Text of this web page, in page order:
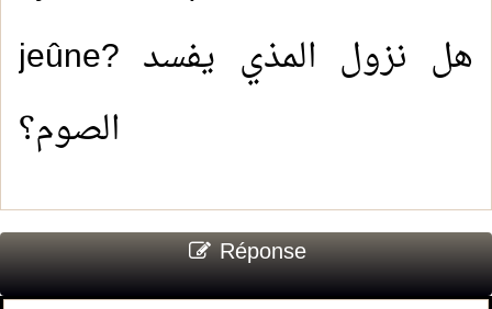
jeûne? هل نزول المذي يفسد
الصوم؟
Réponse